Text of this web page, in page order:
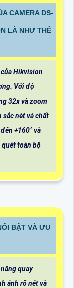
CAMERA DS-
LÀ NHƯ THẾ
của Hikvision
Với độ
32x và zoom
sắc nét và chất
+160° và
quét toàn bộ
BẬT VÀ ƯU
quay
ảnh rõ nét và